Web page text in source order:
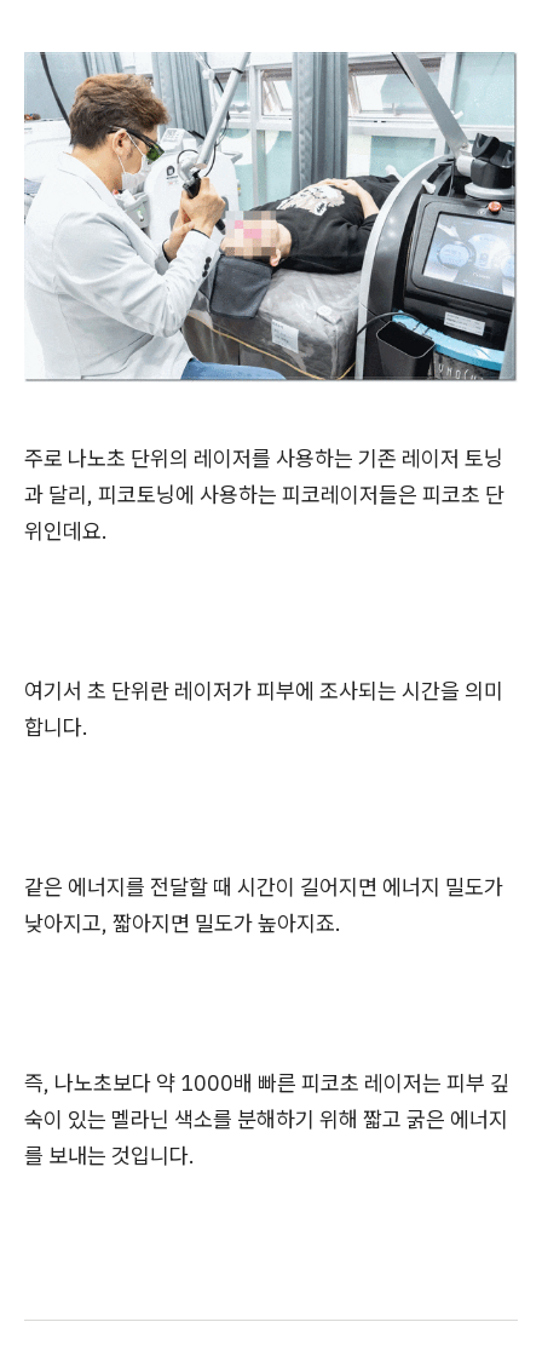
주로 나노초 단위의 레이저를 사용하는 기존 레이저 토닝
과 달리, 피코토닝에 사용하는 피코레이저들은 피코초 단
위인데요.
여기서 초 단위란 레이저가 피부에 조사되는 시간을 의미
합니다.
같은 에너지를 전달할 때 시간이 길어지면 에너지 밀도가
낮아지고, 짧아지면 밀도가 높아지죠.
즉, 나노초보다 약 1000배 빠른 피코초 레이저는 피부 깊
숙이 있는 멜라닌 색소를 분해하기 위해 짧고 굵은 에너지
를 보내는 것입니다.